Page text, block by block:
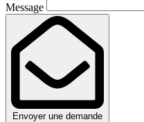
Message
Envoyer une demande